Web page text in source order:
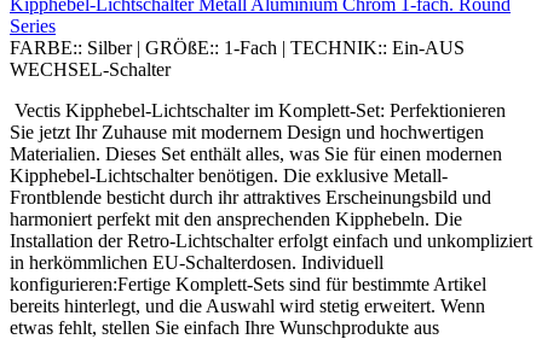
Kipphebel-Lichtschalter Metall Aluminium Chrom 1-fach. Round
Series
FARBE:: Silber | GRÖßE:: 1-Fach | TECHNIK:: Ein-AUS
WECHSEL-Schalter
Vectis Kipphebel-Lichtschalter im Komplett-Set: Perfektionieren
Sie jetzt Ihr Zuhause mit modernem Design und hochwertigen
Materialien. Dieses Set enthält alles, was Sie für einen modernen
Kipphebel-Lichtschalter benötigen. Die exklusive Metall-
Frontblende besticht durch ihr attraktives Erscheinungsbild und
harmoniert perfekt mit den ansprechenden Kipphebeln. Die
Installation der Retro-Lichtschalter erfolgt einfach und unkompliziert
in herkömmlichen EU-Schalterdosen. Individuell
konfigurieren:Fertige Komplett-Sets sind für bestimmte Artikel
bereits hinterlegt, und die Auswahl wird stetig erweitert. Wenn
etwas fehlt, stellen Sie einfach Ihre Wunschprodukte aus